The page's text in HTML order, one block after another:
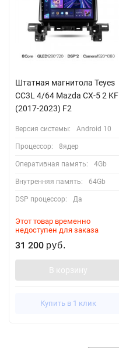
Штатная магнитола Teyes
CC3L 4/64 Mazda CX-5 2 KF
(2017-2023) F2
Версия системы: Android 10
Процессор: 8ядер
Оперативная память: 4Gb
Внутренняя память: 64Gb
DSP процессор: Да
Этот товар временно
недоступен для заказа
31 200 руб.
В корзину
Купить в 1 клик